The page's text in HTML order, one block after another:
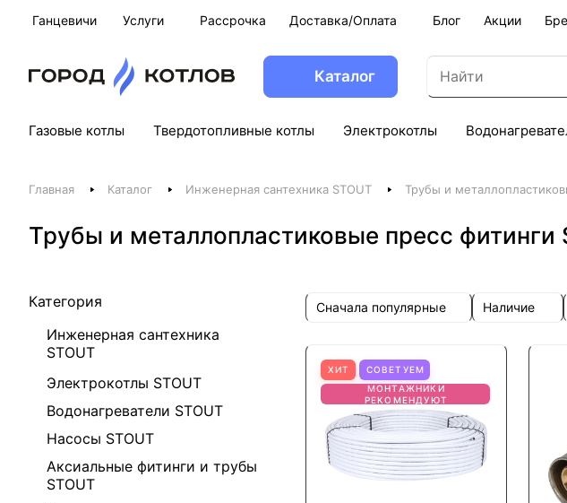
Ганцевичи Услуги Рассрочка Доставка/Оплата Блог Акции
Каталог
Газовые котлы Твердотопливные котлы Электрокотлы
Главная Каталог Инженерная сантехника STOUT Трубы и
Трубы и металлопластиковые пресс фитинги
Категория
Инженерная сантехника
STOUT
Электрокотлы STOUT
Водонагреватели STOUT
Насосы STOUT
Аксиальные фитинги и трубы
STOUT
Сначала популярные Наличие
ХИТ
СОВЕТУЕМ
МОНТАЖНИКИ
РЕКОМЕНДУЮТ